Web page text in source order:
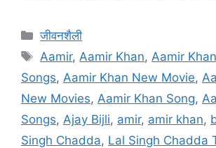
जीवनशैली
Aamir, Aamir Khan, Aamir
Songs, Aamir Khan New Movie,
New Movies, Aamir Khan Song,
Songs, Ajay Bijli, amir, amir khan,
Singh Chadda, Lal Singh Chadda